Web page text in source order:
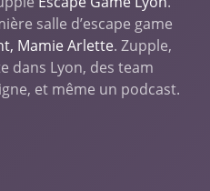
salle d’escape game
Mamie Arlette. Zupple,
dans Lyon, des team
et même un podcast.